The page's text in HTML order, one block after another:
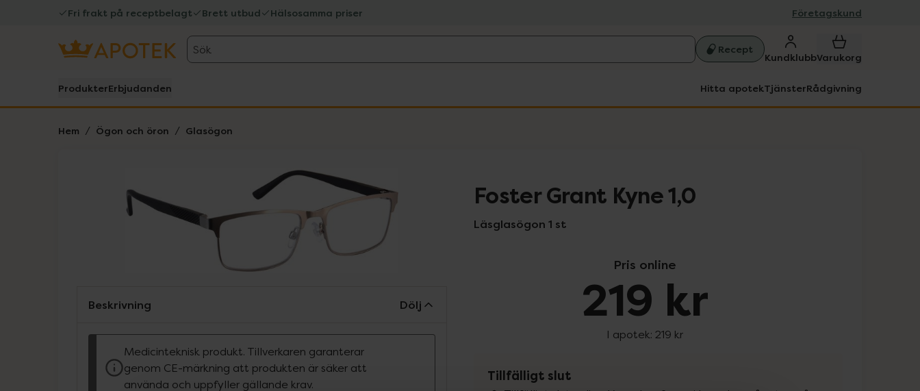
Fri frakt på receptbelagt Brett utbud Hälsosamma priser Företagskund
Sök Recept
KundklubbVarukorg
ProdukterErbjudanden Hitta apotekTjänsterRådgivning
Hem Ögon och öron Glasögon
Lista: . Innehåller 1 objekt. Foster Grant Kyne 1,0
Läsglasögon 1 st
Pris online
219 kr
I apotek: 219 kr
Tillfälligt slut
Beskrivning Dölj
Medicinteknisk produkt. Tillverkaren garanterar
genom CE-märkning att produkten är säker att
använda och uppfyller gällande krav.